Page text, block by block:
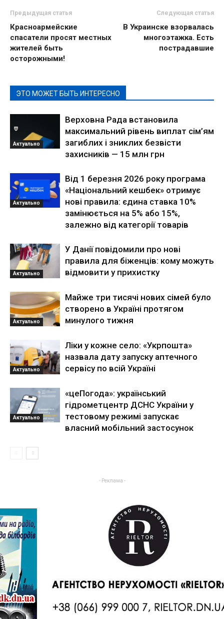
Предыдущая статья
Красноармейские
спасатели просят местных
жителей быть
осторожными!
Следующая статья
В Украинске взорвалась
многоэтажка. Есть
пострадавшие
ЭТО МОЖЕТ БЫТЬ ИНТЕРЕСНО
Актуально
Верховна Рада встановила
максимальний рівень виплат сім’ям
загиблих і зниклих безвісти
захисників — 15 млн грн
Актуально
Від 1 березня 2026 року програма
«Національний кешбек» отримує
нові правила: єдина ставка 10%
замінюється на 5% або 15%,
залежно від категорії товарів
Актуально
У Данії повідомили про нові
правила для біженців: кому можуть
відмовити у прихистку
Актуально
Майже три тисячі нових сімей було
створено в Україні протягом
минулого тижня
Актуально
Ліки у кожне село: «Укрпошта»
назвала дату запуску аптечного
сервісу по всій Україні
Актуально
«цеПогода»: український
гідрометцентр ДСНС України у
тестовому режимі запускає
власний мобільний застосунок
- Реклама -